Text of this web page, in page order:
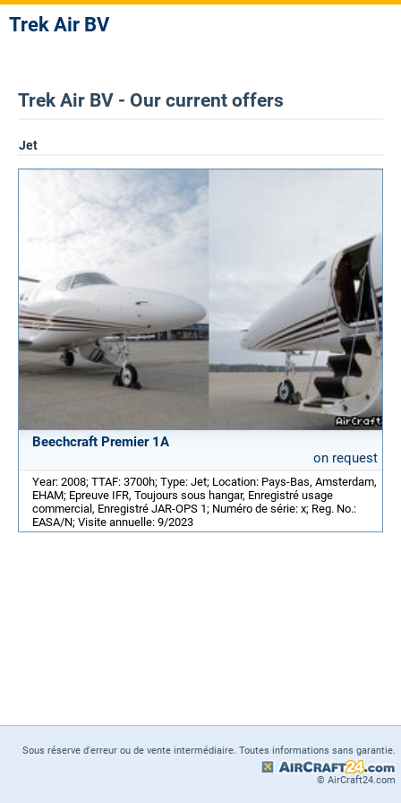
Trek Air BV
Trek Air BV - Our current offers
Jet
Beechcraft Premier 1A
on request
Year: 2008; TTAF: 3700h; Type: Jet; Location: Pays-Bas, Amsterdam,
EHAM; Epreuve IFR, Toujours sous hangar, Enregistré usage
commercial, Enregistré JAR-OPS 1; Numéro de série: x; Reg. No.:
EASA/N; Visite annuelle: 9/2023
Sous réserve d'erreur ou de vente intermédiaire. Toutes informations sans garantie.
© AirCraft24.com